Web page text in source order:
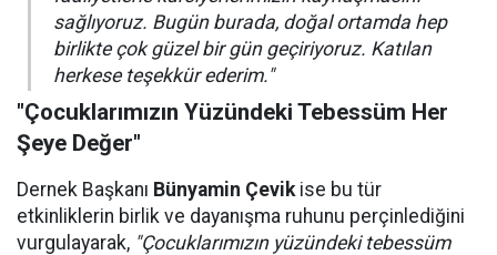
sağlıyoruz. Bugün burada, doğal ortamda hep
birlikte çok güzel bir gün geçiriyoruz. Katılan
herkese teşekkür ederim."
"Çocuklarımızın Yüzündeki Tebessüm Her
Şeye Değer"
Dernek Başkanı Bünyamin Çevikise bu tür
etkinliklerin birlik ve dayanışma ruhunu perçinlediğini
vurgulayarak, "Çocuklarımızın yüzündeki tebessüm